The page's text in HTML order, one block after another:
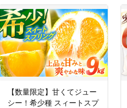
【数量限定】甘くてジュー
シー！希少種 スィートスプ